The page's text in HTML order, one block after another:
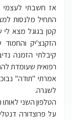
אז חשבתי
התחיל מלנסות
קטן בגוגל מצא
הזקנצ'יק
קיבלתי הזמנה
רפואית שעומדת
אמרתי "תודה"
לשגרה.
הטלפון השני
על פרוצדורה